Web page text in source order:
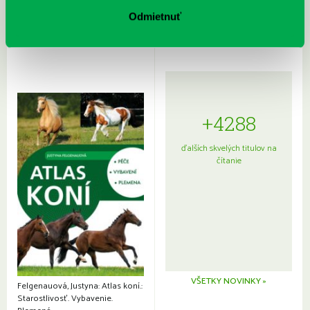
Odmietnuťjaponskou kuchyňou a etiketou
Felgenauová, Justyna: Atlas koní.:
Starostlivosť. Vybavenie.
+4288
ďalších skvelých titulov na
čítanie
VŠETKY NOVINKY »